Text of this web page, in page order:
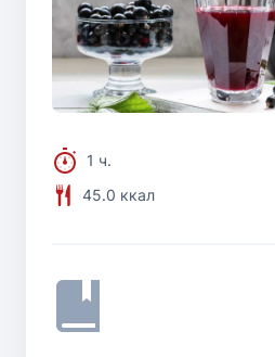
1 ч.
45.0 ккал